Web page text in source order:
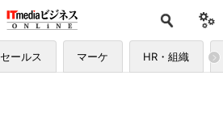
セールス マーケ HR・組織